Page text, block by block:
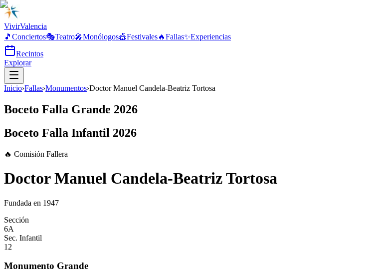
VivirValencia
🎵 Conciertos🎭Teatro🎤Monólogos🎪Festivales🔥Fallas✨Experiencias
Recintos
Explorar
Inicio›Fallas›Monumentos›Doctor Manuel Candela-Beatriz Tortosa
Boceto Falla Grande 2026
Boceto Falla Infantil 2026
🔥 Comisión Fallera
Doctor Manuel Candela-Beatriz Tortosa
Fundada en 1947
Sección
6A
Sec. Infantil
12
Monumento Grande